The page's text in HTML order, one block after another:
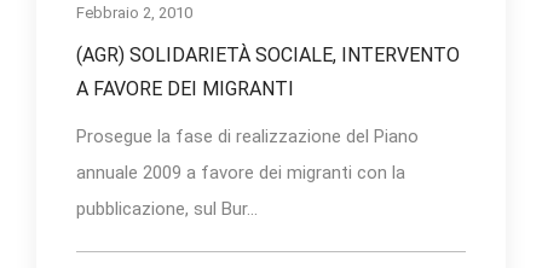
Febbraio 2, 2010
(AGR) SOLIDARIETÀ SOCIALE, INTERVENTO
A FAVORE DEI MIGRANTI
Prosegue la fase di realizzazione del Piano
annuale 2009 a favore dei migranti con la
pubblicazione, sul Bur...